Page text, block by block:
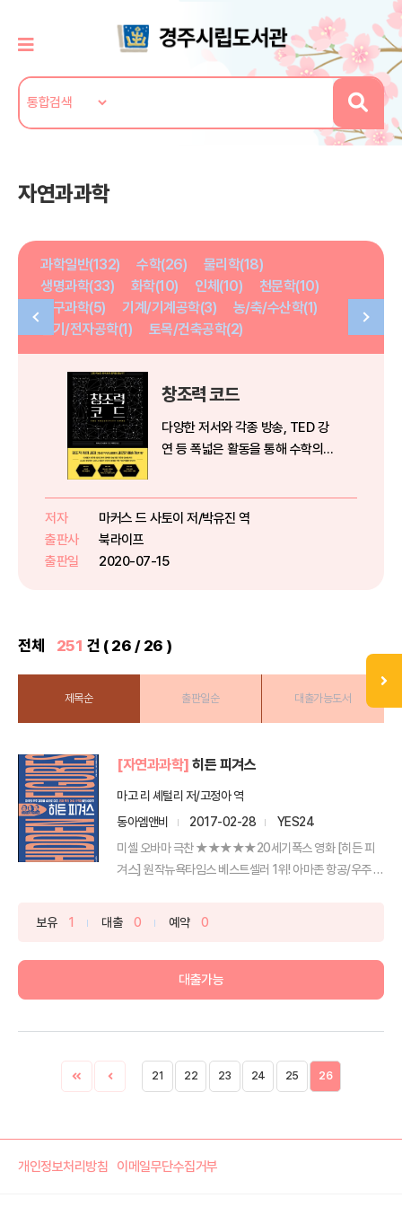
자연과과학
과학일반(132) 수학(26)
물리학(18)
생명과학(33)
화학(10) 인체(10)
천문학(10)
지구과학(5)
기계/기계공학(3)
농/축/수산학(1)
전기/전자공학(1)
토목/건축공학(2)
창조력 코드
다양한 저서와 각종 방송, TED 강
연 등 폭넓은 활동을 통해 수학의
마커스 드 사토이는 자신의 풍부한
꼼한 자료 조사를 바탕으로 ...
저자
마커스 드 사토이 저/박유진 역
출판사
북라이프
출판일
2020-07-15
전체 251 건 ( 26 / 26 )
제목순 출판일순 대출가능도서
[자연과과학] 히든 피겨스
마고 리 셰털리 저/고정아 역
동아엠앤비
2017-02-28
YES24
미셸 오바마 극찬 ★★★★★20세기폭스 영화 [히든 피
겨스] 원작뉴욕타임스 베스트셀러 1위! 아마존 항공/우주 분
보유 1 대출 0 예약 0
대출가능
21 22 23 24 25 26
개인정보처리방침 이메일무단수집거부